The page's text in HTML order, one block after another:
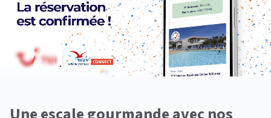
Océan Indien
Nos thématiques